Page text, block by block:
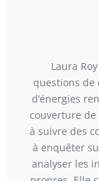
Laura
questions de
d’énergies
couverture de
à suivre des
à enquêter
analyser les